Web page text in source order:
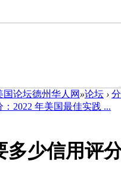
国论坛德州华人网 »论坛 ›
：2022 年美国最佳实践 ...
多少信用评